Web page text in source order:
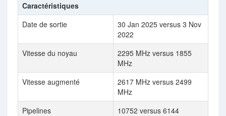
Caractéristiques
Date de sortie
30 Jan 2025 versus 3 Nov
2022
Vitesse du noyau
2295 MHz versus 1855
MHz
Vitesse augmenté
2617 MHz versus 2499
MHz
Pipelines
10752 versus 6144